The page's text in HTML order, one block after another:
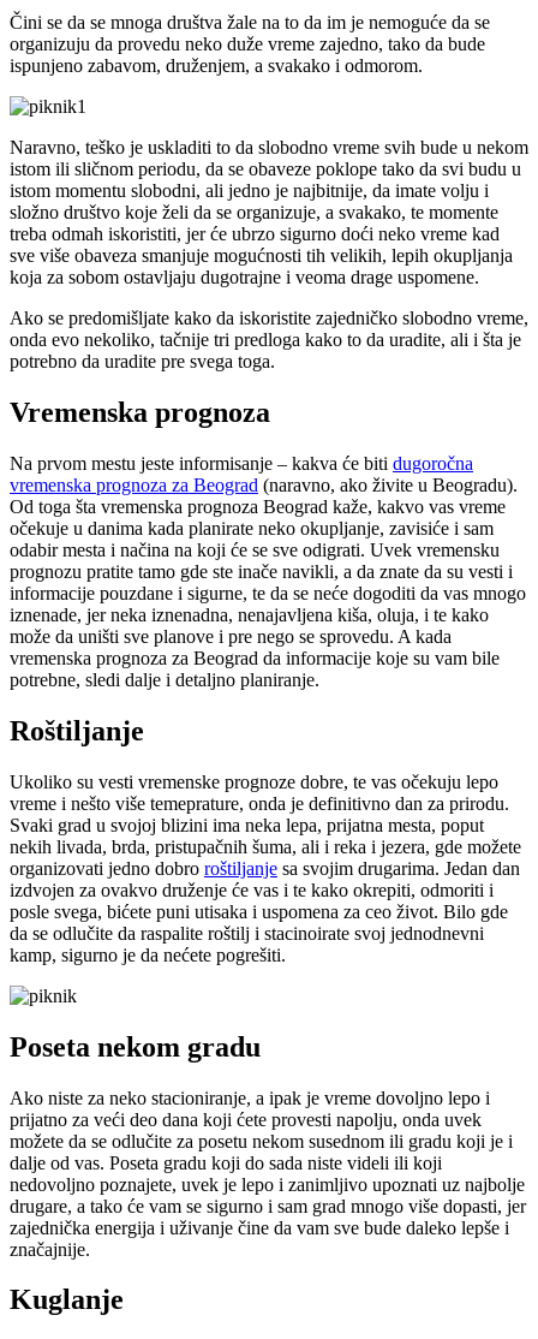
Čini se da se mnoga društva žale na to da im je nemoguće da se
organizuju da provedu neko duže vreme zajedno, tako da bude
ispunjeno zabavom, druženjem, a svakako i odmorom.
Naravno, teško je uskladiti to da slobodno vreme svih bude u nekom
istom ili sličnom periodu, da se obaveze poklope tako da svi budu u
istom momentu slobodni, ali jedno je najbitnije, da imate volju i
složno društvo koje želi da se organizuje, a svakako, te momente
treba odmah iskoristiti, jer će ubrzo sigurno doći neko vreme kad
sve više obaveza smanjuje mogućnosti tih velikih, lepih okupljanja
koja za sobom ostavljaju dugotrajne i veoma drage uspomene.
Ako se predomišljate kako da iskoristite zajedničko slobodno vreme,
onda evo nekoliko, tačnije tri predloga kako to da uradite, ali i šta je
potrebno da uradite pre svega toga.
Vremenska prognoza
Na prvom mestu jeste informisanje – kakva će biti dugoročna
vremenska prognoza za Beograd (naravno, ako živite u Beogradu).
Od toga šta vremenska prognoza Beograd kaže, kakvo vas vreme
očekuje u danima kada planirate neko okupljanje, zavisiće i sam
odabir mesta i načina na koji će se sve odigrati. Uvek vremensku
prognozu pratite tamo gde ste inače navikli, a da znate da su vesti i
informacije pouzdane i sigurne, te da se neće dogoditi da vas mnogo
iznenade, jer neka iznenadna, nenajavljena kiša, oluja, i te kako
može da uništi sve planove i pre nego se sprovedu. A kada
vremenska prognoza za Beograd da informacije koje su vam bile
potrebne, sledi dalje i detaljno planiranje.
Roštiljanje
Ukoliko su vesti vremenske prognoze dobre, te vas očekuju lepo
vreme i nešto više temeprature, onda je definitivno dan za prirodu.
Svaki grad u svojoj blizini ima neka lepa, prijatna mesta, poput
nekih livada, brda, pristupačnih šuma, ali i reka i jezera, gde možete
organizovati jedno dobro roštiljanje sa svojim drugarima. Jedan dan
izdvojen za ovakvo druženje će vas i te kako okrepiti, odmoriti i
posle svega, bićete puni utisaka i uspomena za ceo život. Bilo gde
da se odlučite da raspalite roštilj i stacinoirate svoj jednodnevni
kamp, sigurno je da nećete pogrešiti.
Poseta nekom gradu
Ako niste za neko stacioniranje, a ipak je vreme dovoljno lepo i
prijatno za veći deo dana koji ćete provesti napolju, onda uvek
možete da se odlučite za posetu nekom susednom ili gradu koji je i
dalje od vas. Poseta gradu koji do sada niste videli ili koji
nedovoljno poznajete, uvek je lepo i zanimljivo upoznati uz najbolje
drugare, a tako će vam se sigurno i sam grad mnogo više dopasti, jer
zajednička energija i uživanje čine da vam sve bude daleko lepše i
značajnije.
Kuglanje